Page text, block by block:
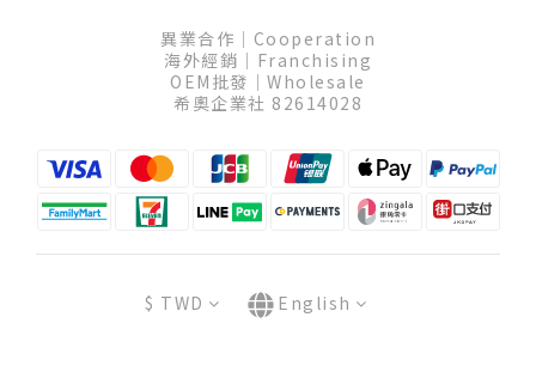
異業合作│Cooperation
海外經銷│Franchising
OEM批發│Wholesale
希奧企業社 82614028
$ TWD English